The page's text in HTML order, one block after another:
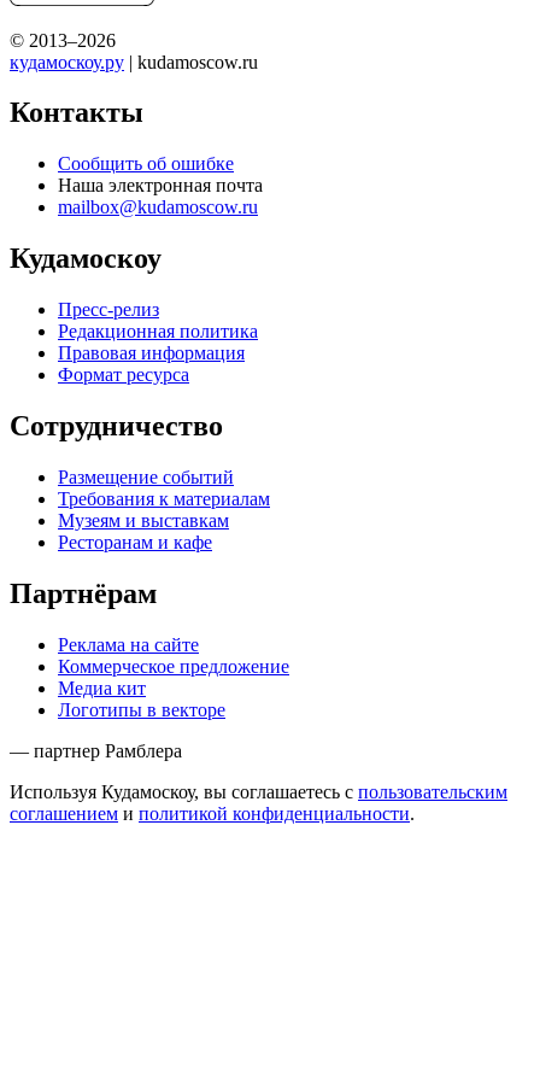
© 2013–2026
кудамоскоу.ру | kudamoscow.ru
Контакты
Сообщить об ошибке
Наша электронная почта
mailbox@kudamoscow.ru
Кудамоскоу
Пресс-релиз
Редакционная политика
Правовая информация
Формат ресурса
Сотрудничество
Размещение событий
Требования к материалам
Музеям и выставкам
Ресторанам и кафе
Партнёрам
Реклама на сайте
Коммерческое предложение
Медиа кит
Логотипы в векторе
— партнер Рамблера
Используя Кудамоскоу, вы соглашаетесь с пользовательским
соглашением и политикой конфиденциальности.